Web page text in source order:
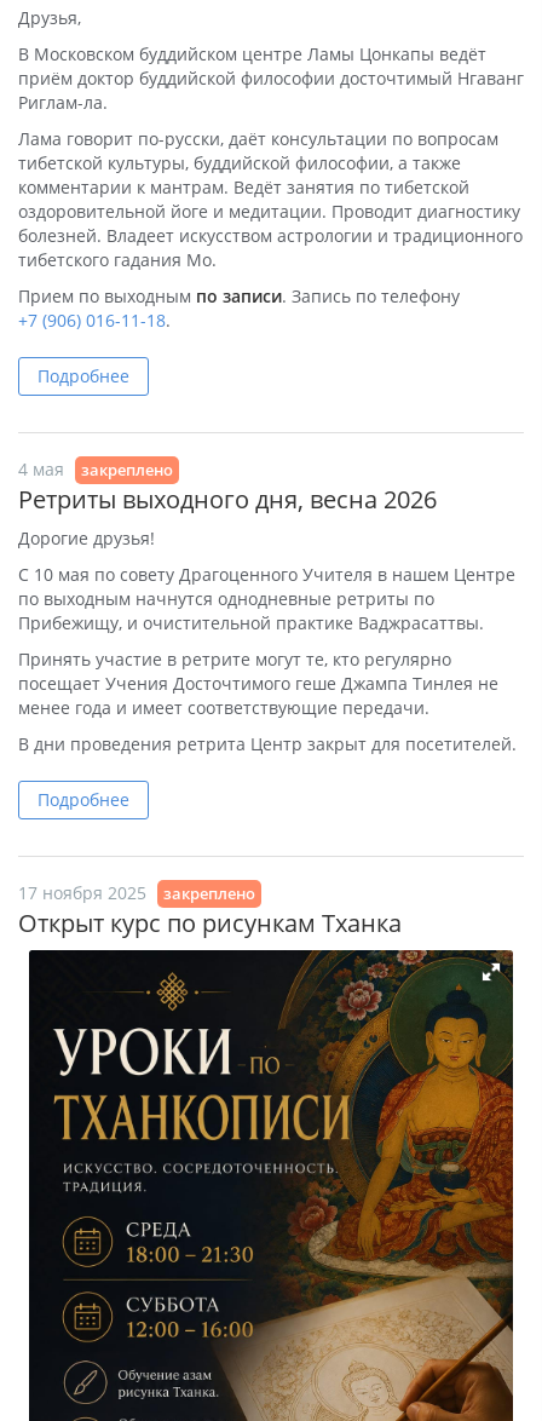
Друзья,
В Московском буддийском центре Ламы Цонкапы ведёт
приём доктор буддийской философии досточтимый Нгаванг
Риглам-ла.
Лама говорит по-русски, даёт консультации по вопросам
тибетской культуры, буддийской философии, а также
комментарии к мантрам. Ведёт занятия по тибетской
оздоровительной йоге и медитации. Проводит диагностику
болезней. Владеет искусством астрологии и традиционного
тибетского гадания Мо.
Прием по выходным по записи. Запись по телефону
+7 (906) 016-11-18.
Подробнее
4 мая закреплено
Ретриты выходного дня, весна 2026
Дорогие друзья!
С 10 мая по совету Драгоценного Учителя в нашем Центре
по выходным начнутся однодневные ретриты по
Прибежищу, и очистительной практике Ваджрасаттвы.
Принять участие в ретрите могут те, кто регулярно
посещает Учения Досточтимого геше Джампа Тинлея не
менее года и имеет соответствующие передачи.
В дни проведения ретрита Центр закрыт для посетителей.
Подробнее
17 ноября 2025 закреплено
Открыт курс по рисункам Тханка